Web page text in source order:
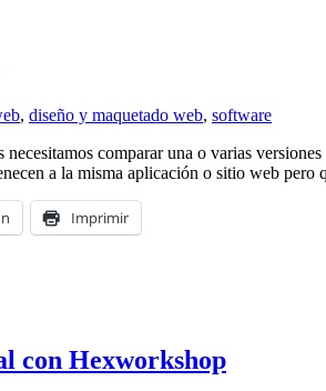
, diseño y maquetado web, software
necesitamos comparar una o varias
a la misma aplicación o sitio web
Imprimir
con Hexworkshop